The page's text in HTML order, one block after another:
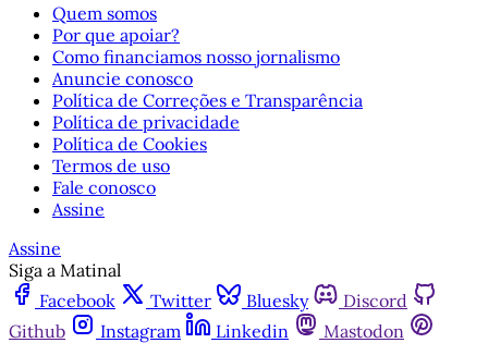
Quem somos
Por que apoiar?
Como financiamos nosso jornalismo
Anuncie conosco
Política de Correções e Transparência
Política de privacidade
Política de Cookies
Termos de uso
Fale conosco
Assine
Assine
Siga a Matinal
Facebook
Twitter Bluesky
Discord
Github
Instagram Linkedin
Mastodon